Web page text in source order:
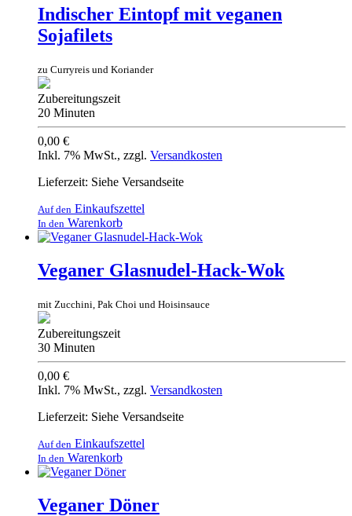
Indischer Eintopf mit veganen
Sojafilets
zu Curryreis und Koriander
Zubereitungszeit
20 Minuten
0,00 €
Inkl. 7% MwSt., zzgl. Versandkosten
Lieferzeit: Siehe Versandseite
Auf den Einkaufszettel
In den Warenkorb
Veganer Glasnudel-Hack-Wok
mit Zucchini, Pak Choi und Hoisinsauce
Zubereitungszeit
30 Minuten
0,00 €
Inkl. 7% MwSt., zzgl. Versandkosten
Lieferzeit: Siehe Versandseite
Auf den Einkaufszettel
In den Warenkorb
Veganer Döner